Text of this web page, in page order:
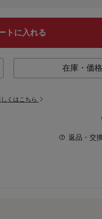
トに入れる
在庫・価
くはこちら
返品・交